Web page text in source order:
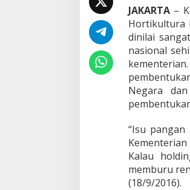
JAKARTA–
Hortikultura
dinilai
nasional
Negara
“Isu
Kalau
memburu
(18/9/2016).